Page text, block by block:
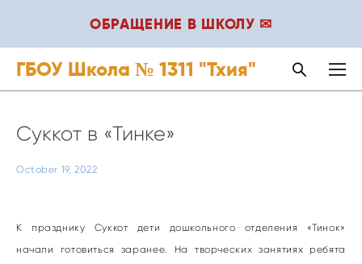
ОБРАЩЕНИЕ В ШКОЛУ ✉
ГБОУ Школа № 1311 "Тхия"
October 19, 2022
Суккот в «Тинке»
К празднику Суккот дети дошкольного отделения «Тинок»
начали готовиться заранее. На творческих занятиях ребята